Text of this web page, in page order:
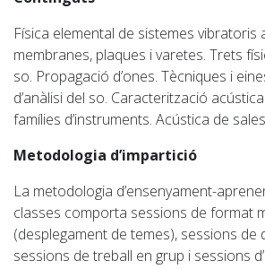
Física elemental de sistemes vibratoris
membranes, plaques i varetes. Trets
so. Propagació d’ones. Tècniques i
d’anàlisi del so. Caracterització
famílies d’instruments. Acústica de
Metodologia d’impartició
La metodologia d’ensenyament-
classes comporta sessions de format
(desplegament de temes), sessions de
sessions de treball en grup i sessions